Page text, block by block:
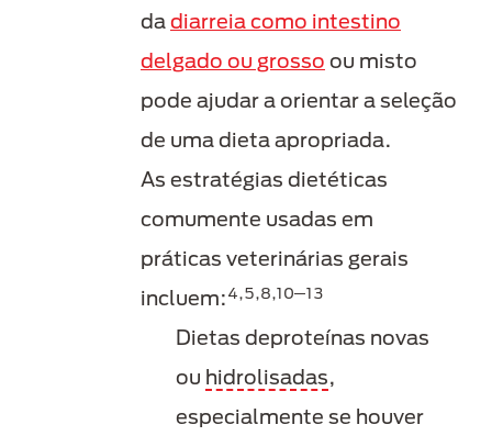
dadiarreia como intestino
delgado ou grosso ou misto
pode ajudar a orientar a seleção
de uma dieta apropriada.
As estratégias dietéticas
comumente usadas em
práticas veterinárias gerais
incluem:4,5,8,10─13
Dietas deproteínas novas
ou hidrolisadas,
especialmente se houver